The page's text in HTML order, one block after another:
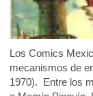
Los Comics
mecanismos de
1970). Entre los